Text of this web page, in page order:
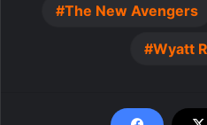
The New Avengers
Wyatt